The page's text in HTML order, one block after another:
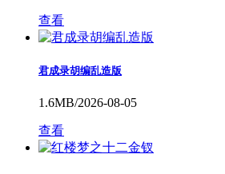
查看
君成录胡编乱造版
1.6MB/2026-08-05
查看